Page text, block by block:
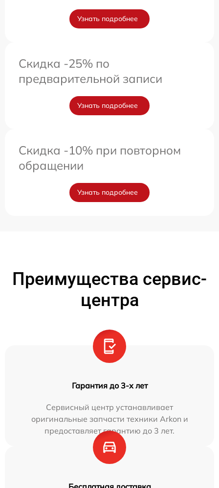
Узнать подробнее
Скидка -25% по
предварительной записи
Узнать подробнее
Скидка -10% при повторном
обращении
Узнать подробнее
Преимущества сервис-
центра
Гарантия до 3-х лет
Сервисный центр устанавливает
оригинальные запчасти техники Arkon и
предоставляет гарантию до 3 лет.